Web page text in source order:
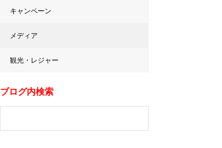
キャンペーン
メディア
観光・レジャー
ブログ内検索